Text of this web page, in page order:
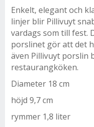
Enkelt, elegant och
linjer blir Pillivuyt
vardags som till fest.
porslinet gör att det
även Pillivuyt porslin
restaurangköken.
Diameter 18 cm
höjd 9,7 cm
rymmer 1,8 liter